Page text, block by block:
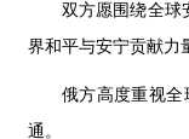
双方愿围绕全球
界和平与安宁贡献力
俄方高度重视全
通。